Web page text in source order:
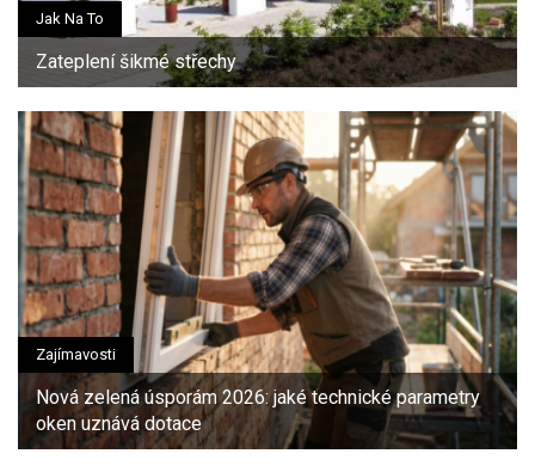
Jak Na To
Zateplení šikmé střechy
Zajímavosti
Nová zelená úsporám 2026: jaké technické parametry
oken uznává dotace